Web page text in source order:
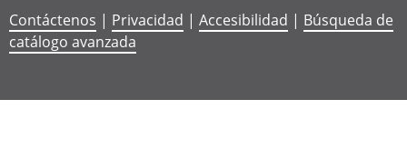
Contáctenos | Privacidad | Accesibilidad | Búsqueda de
catálogo avanzada